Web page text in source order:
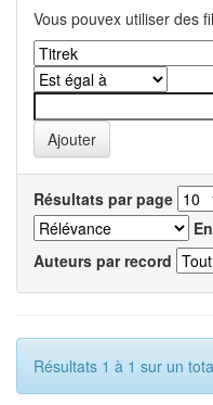
Vous pouvex utiliser des
Résultats par page
Auteurs par record
Résultats 1 à 1 sur un